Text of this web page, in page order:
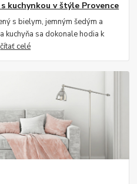
kuchynkou v štýle Provence
s bielym, jemným šedým a
kuchyňa sa dokonale hodia k
čítať celé